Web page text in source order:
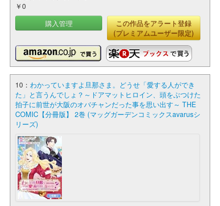
￥0
購入管理
この作品をアラート登録
(プレミアムユーザー限定)
10： わかっていますよ旦那さま。どうせ「愛する人ができ
た」と言うんでしょ？～ドアマットヒロイン、頭をぶつけた
拍子に前世が大阪のオバチャンだった事を思い出す～ THE
COMIC【分冊版】 2巻 (マッグガーデンコミックスavarusシ
リーズ)